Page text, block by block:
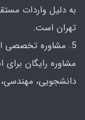
به دلیل واردات
تهران است.
5. مشاوره تخصصی انتخاب لپ‌تاپ
مشاوره رایگان
دانشجویی،